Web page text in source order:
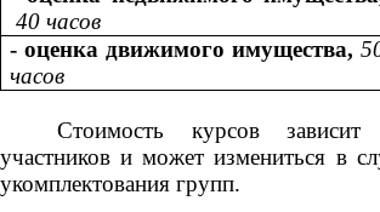
40 часов
- оценка движимого имущества,
часов
Стоимость курсов зависит
участников и может измениться в
укомплектования групп.